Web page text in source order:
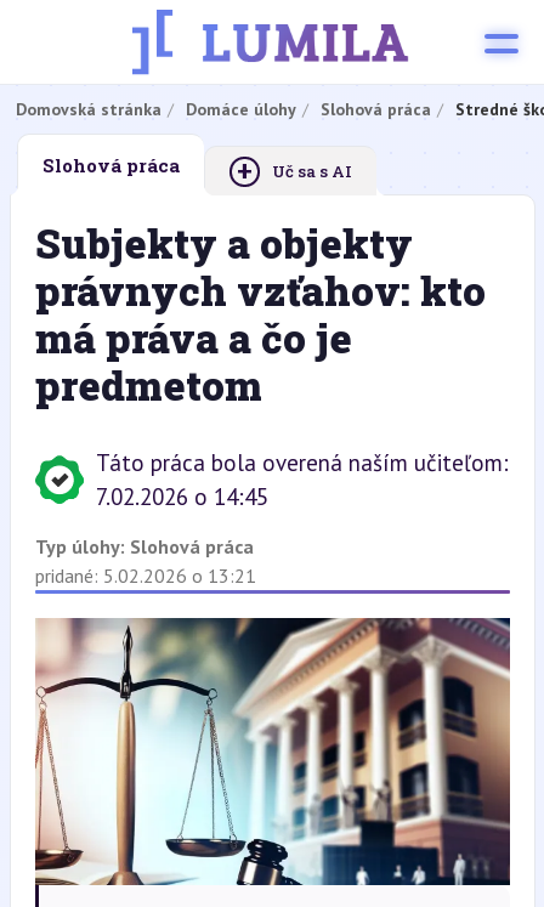
Domovská stránka Domáce úlohy Slohová práca Stredné
Slohová práca + Uč sa s AI
Subjekty a objekty
právnych vzťahov: kto
má práva a čo je
predmetom
Táto práca bola overená naším učiteľom:
7.02.2026 o 14:45
Typ úlohy: Slohová práca
pridané: 5.02.2026 o 13:21